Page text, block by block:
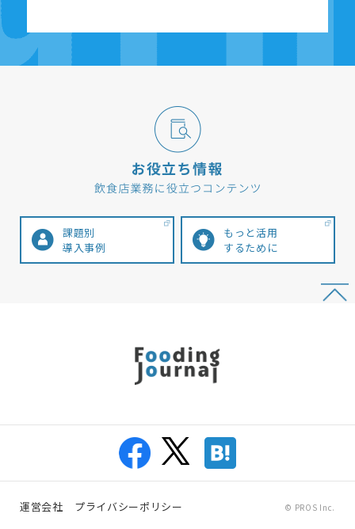
課題別
導入事例
もっと活用
するために
運営会社 プライバシーポリシー © PROS Inc.